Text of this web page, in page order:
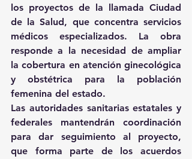
los proyectos de la llamada Ciudad
de la Salud, que concentra servicios
médicos especializados. La obra
responde a la necesidad de ampliar
la cobertura en atención ginecológica
y obstétrica para la población
femenina del estado.
Las autoridades sanitarias estatales y
federales mantendrán coordinación
para dar seguimiento al proyecto,
que forma parte de los acuerdos